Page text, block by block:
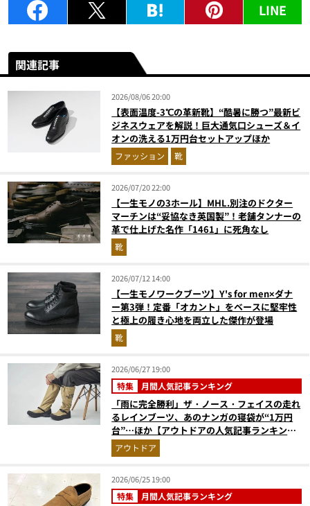
LINE
関連記事
2026/08/06 20:00
【表面温度-3℃の革新靴】“酷暑に勝つ”最新ビ
ジネスウェアを解説！巨大通気口シューズ＆イ
オンの洗える1万円台セットアップほか
ファッション 靴
2026/07/20 22:00
【一生モノの3ホール】MHL.別注のドクター
マーチンは“妥協なき英国製”！老舗タンナーの
革で仕上げた名作「1461」に死角なし
靴
2026/07/12 14:00
【一生モノワークブーツ】Y's for men×ダナ
ー第3弾！定番「オカント」をベースに堅牢性
と極上の履き心地を両立した傑作が登場
靴
2026/06/27 19:00
特集 月間人気記事ランキング
「雨に完全勝利」ザ・ノース・フェイスの走れ
るレインブーツ、あのナンガの寝袋が“1万円
台”…ほか【アウトドアの人気記事ランキング
ベスト3】（2026年5月版）
アウトドア
2026/06/25 19:00
特集 月間人気記事ランキング